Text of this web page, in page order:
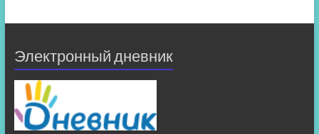
Электронный дневник